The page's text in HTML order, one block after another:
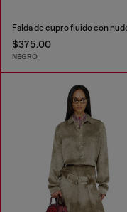
$375.00
NEGRO